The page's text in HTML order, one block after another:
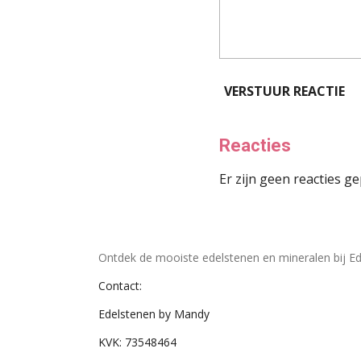
VERSTUUR REACTIE
Reacties
Er zijn geen reacties
Ontdek de mooiste edelstenen en mineralen bij
Contact:
Edelstenen by Mandy
KVK: 73548464